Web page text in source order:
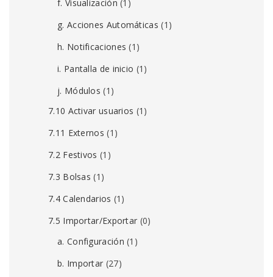
f. Visualización (1)
g. Acciones Automáticas (1)
h. Notificaciones (1)
i. Pantalla de inicio (1)
j. Módulos (1)
7.10 Activar usuarios (1)
7.11 Externos (1)
7.2 Festivos (1)
7.3 Bolsas (1)
7.4 Calendarios (1)
7.5 Importar/Exportar (0)
a. Configuración (1)
b. Importar (27)